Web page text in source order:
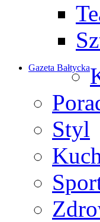
Gazeta Bałtycka
Styl